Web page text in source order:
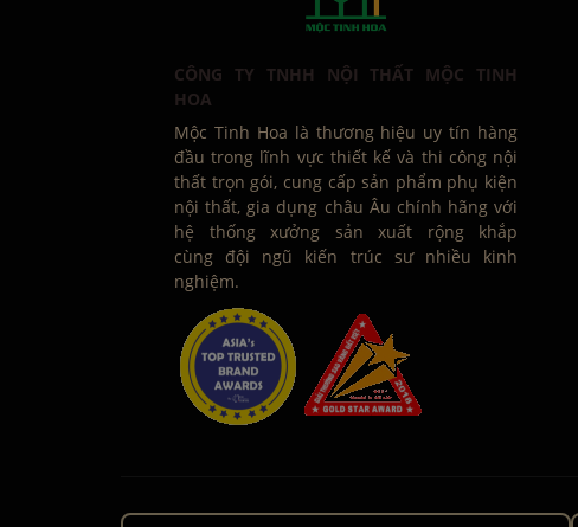
CÔNG TY TNHH NỘI THẤT MỘC TINH
HOA
Mộc Tinh Hoa là thương hiệu uy tín hàng
đầu trong lĩnh vực thiết kế và thi công nội
thất trọn gói, cung cấp sản phẩm phụ kiện
nội thất, gia dụng châu Âu chính hãng với
hệ thống xưởng sản xuất rộng khắp
cùng đội ngũ kiến trúc sư nhiều kinh
nghiệm.